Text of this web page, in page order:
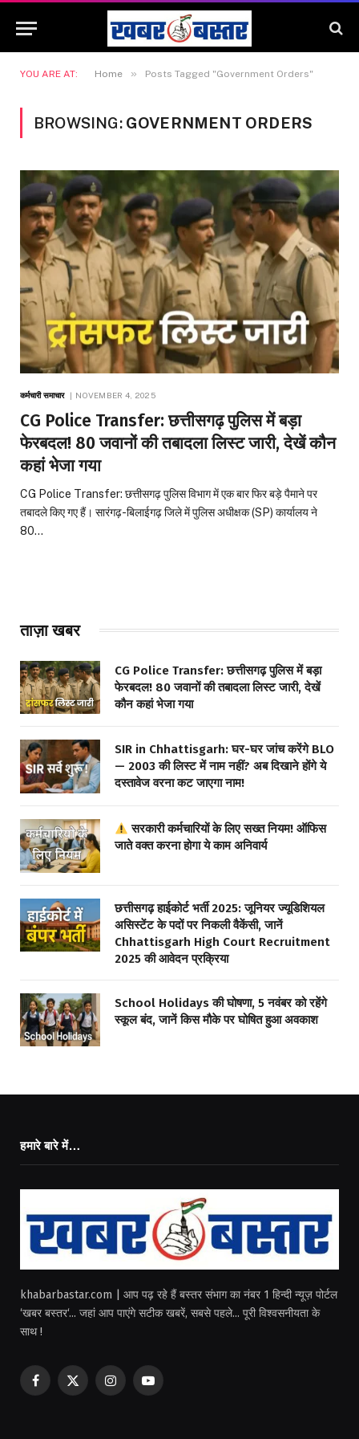
YOU ARE AT: Home » Posts Tagged "Government Orders"
BROWSING: GOVERNMENT ORDERS
कर्मचारी समाचार NOVEMBER 4, 2025
CG Police Transfer: छत्तीसगढ़ पुलिस में बड़ा
फेरबदल! 80 जवानों की तबादला लिस्ट जारी, देखें कौन
कहां भेजा गया
CG Police Transfer: छत्तीसगढ़ पुलिस विभाग में एक बार फिर बड़े पैमाने पर
तबादले किए गए हैं। सारंगढ़-बिलाईगढ़ जिले में पुलिस अधीक्षक (SP) कार्यालय ने
80…
ताज़ा खबर
CG Police Transfer: छत्तीसगढ़ पुलिस में बड़ा
फेरबदल! 80 जवानों की तबादला लिस्ट जारी, देखें
कौन कहां भेजा गया
SIR in Chhattisgarh: घर-घर जांच करेंगे BLO
— 2003 की लिस्ट में नाम नहीं? अब दिखाने होंगे ये
दस्तावेज वरना कट जाएगा नाम!
सरकारी कर्मचारियों के लिए सख्त नियम! ऑफिस
जाते वक्त करना होगा ये काम अनिवार्य
छत्तीसगढ़ हाईकोर्ट भर्ती 2025: जूनियर ज्यूडिशियल
असिस्टेंट के पदों पर निकली वैकेंसी, जानें
Chhattisgarh High Court Recruitment
2025 की आवेदन प्रक्रिया
School Holidays की घोषणा, 5 नवंबर को रहेंगे
स्कूल बंद, जानें किस मौके पर घोषित हुआ अवकाश
हमारे बारे में…
khabarbastar.com | आप पढ़ रहे हैं बस्तर संभाग का नंबर 1 हिन्दी न्यूज़ पोर्टल
‘खबर बस्तर‘... जहां आप पाएंगे सटीक खबरें, सबसे पहले... पूरी विश्वसनीयता के
साथ !
Facebook
X
InstagramYouTube